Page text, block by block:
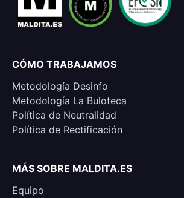
CÓMO TRABAJAMOS
Metodología Desinfo
Metodología La Buloteca
Política de Neutralidad
Política de Rectificación
MÁS SOBRE MALDITA.ES
Equipo